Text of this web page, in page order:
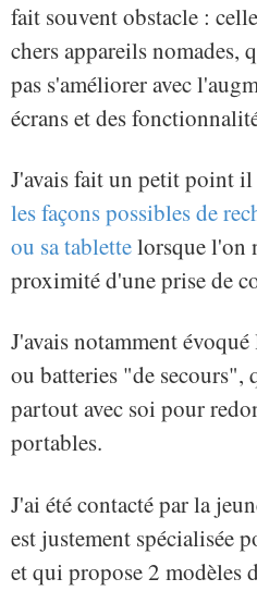
fait souvent obstacle :
chers appareils nomades,
pas s'améliorer avec
écrans et des
J'avais fait un petit point
les façons possibles de
ou sa tablettelorsque l'on
proximité d'une prise de
J'avais notamment
ou batteries "de secours",
partout avec soi pour
portables.
J'ai été contacté par la
est justement spécialisée
et qui propose 2 modèles